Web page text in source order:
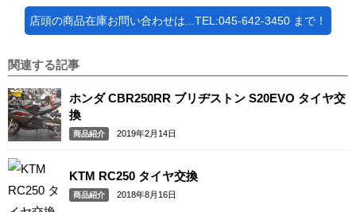
店頭の商品在庫お問い合わせは...TEL:045-642-3450 まで！
関連する記事
ホンダ CBR250RR ブリヂストン S20EVO タイヤ交
換
商品紹介 2019年2月14日
KTM RC250 タイヤ交換
商品紹介 2018年8月16日